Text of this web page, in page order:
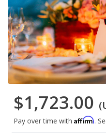
$1,723.00
Pay over time with Affirm.